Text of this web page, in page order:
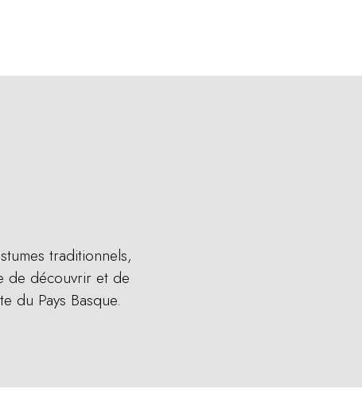
traditionnels,
de découvrir et de
du Pays Basque.